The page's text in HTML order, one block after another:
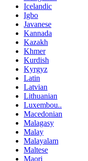
Icelandic
Igbo
Javanese
Kannada
Kazakh
Khmer
Kurdish
Kyrgyz
Latin
Latvian
Lithuanian
Luxembou..
Macedonian
Malagasy
Malay
Malayalam
Maltese
Maori